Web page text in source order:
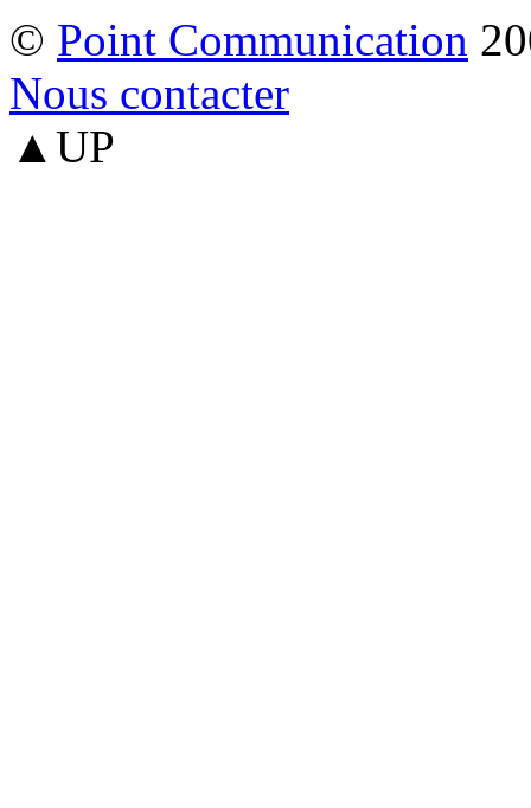
© Point Communication
Nous contacter
▲UP